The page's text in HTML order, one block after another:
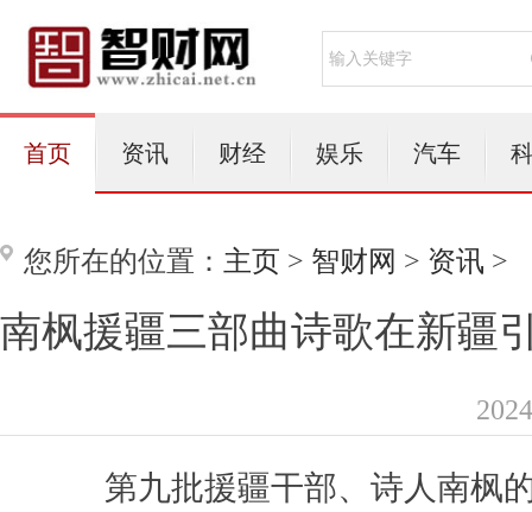
首页 资讯 财经 娱乐 汽车
您所在的位置： 主页 > 智财网 > 资讯 >
南枫援疆三部曲诗歌在新疆
第九批援疆干部、诗人南枫的